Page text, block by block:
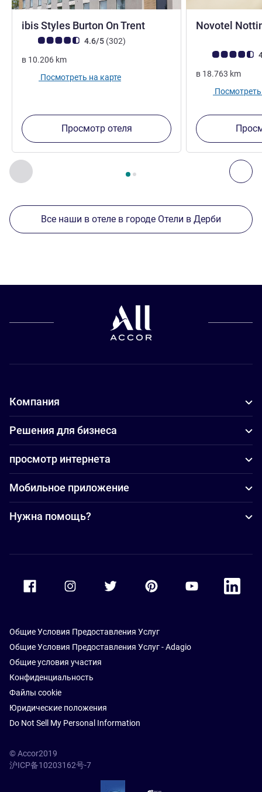
Назад - Другие отели поблизости
Страница , Другие отели поблизости 1 :, Другие
ibis Styles Burton On Trent
Примечание: отзывы клиентов (Рейтинг ALL)
4.6/5 (302Отзывов
)
в 10.206 km
Посмотреть на карте
Просмотр отеля
Novotel
Примечание:
в 18.763 km
Посмотреть
Все наши в отеле в городе Отели в Дерби
Компания
Решения для бизнеса
просмотр интернета
Мобильное приложение
Нужна помощь?
Accor Youtube
Accor
Общие Условия Предоставления Услуг
Общие Условия Предоставления Услуг - Adagio
Общие условия участия
Конфиденциальность
Файлы cookie
Юридические положения
Do Not Sell My Personal Information
© Accor2019
沪ICP备10203162号-7